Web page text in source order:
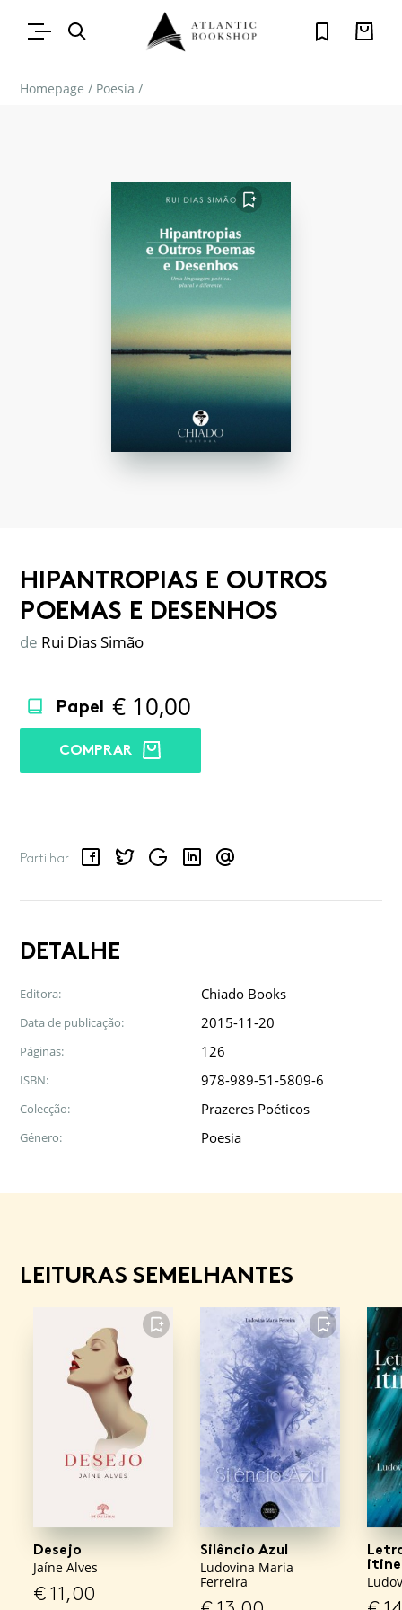
Homepage / Poesia /
FAVORITO
HIPANTROPIAS E OUTROS
POEMAS E DESENHOS
de Rui Dias Simão
Papel € 10,00
COMPRAR
Partilhar
FacebookTwitterGoogle LinkedInEmail
DETALHE
Editora: Chiado Books
Data de publicação: 2015-11-20
Páginas: 126
ISBN: 978-989-51-5809-6
Colecção: Prazeres Poéticos
Género: Poesia
LEITURAS SEMELHANTES
FAVORITO
Desejo
Jaíne Alves
€11,00
FAVORITO
Silêncio Azul
Ludovina Maria
Ferreira